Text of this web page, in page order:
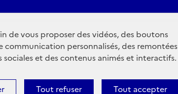
de vous proposer des vidéos, des boutons
communication personnalisés, des remontées
et des contenus animés et interactifs.
Tout accepter
Tout refuser